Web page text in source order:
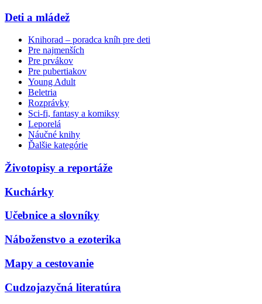
Deti a mládež
Knihorad – poradca kníh pre deti
Pre najmenších
Pre prvákov
Pre pubertiakov
Young Adult
Beletria
Rozprávky
Sci-fi, fantasy a komiksy
Leporelá
Náučné knihy
Ďalšie kategórie
Životopisy a reportáže
Kuchárky
Učebnice a slovníky
Náboženstvo a ezoterika
Mapy a cestovanie
Cudzojazyčná literatúra